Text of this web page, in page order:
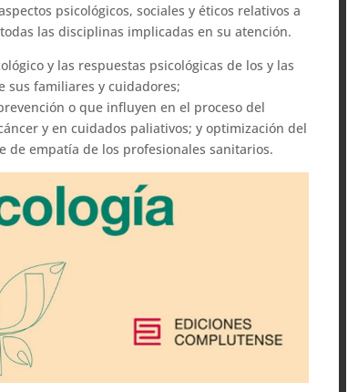
psicológicos, sociales y éticos relativos a
las disciplinas implicadas en su atención.
y las respuestas psicológicas de los y las
sus familiares y cuidadores;
o que influyen en el proceso del
y en cuidados paliativos; y optimización del
empatía de los profesionales sanitarios.